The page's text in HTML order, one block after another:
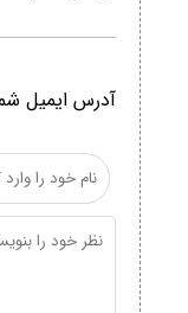
آدرس ایمیل